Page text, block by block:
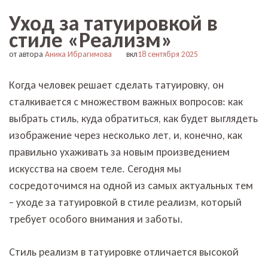
Уход за татуировкой в
стиле «Реализм»
от автора Аника Ибрагимова вкл18 сентября 2025
Когда человек решает сделать татуировку, он
сталкивается с множеством важных вопросов: как
выбрать стиль, куда обратиться, как будет выглядеть
изображение через несколько лет, и, конечно, как
правильно ухаживать за новым произведением
искусства на своем теле. Сегодня мы
сосредоточимся на одной из самых актуальных тем
– уходе за татуировкой в стиле реализм, который
требует особого внимания и заботы.
Стиль реализм в татуировке отличается высокой